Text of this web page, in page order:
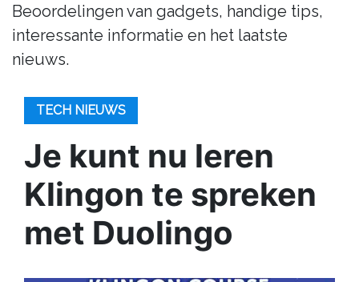
Beoordelingen van gadgets, handige tips,
interessante informatie en het laatste
nieuws.
TECH NIEUWS
Je kunt nu leren
Klingon te spreken
met Duolingo